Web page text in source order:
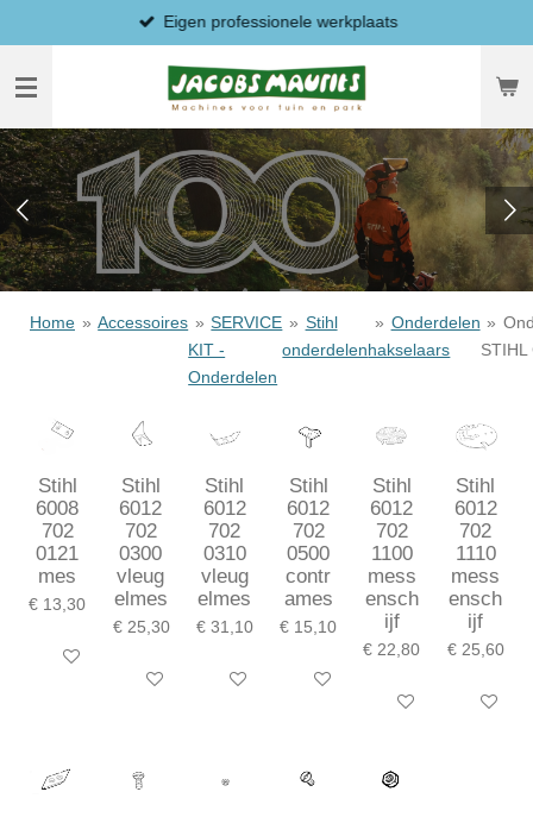
direct
naar
hoofdinhoud
Eigen professionele werkplaats
Home » Accessoires » SERVICE
KIT -
Onderdelen
» Stihl
onderdelen
» Onderdelen
hakselaars
»
STIHL
Stihl
6008
702
0121
mes
€ 13,30
In winkelwagen
Stihl
6012
702
0300
vleug
elmes
€ 25,30
In winkelwagen
Stihl
6012
702
0310
vleug
elmes
€ 31,10
In winkelwagen
Stihl
6012
702
0500
contr
ames
€ 15,10
In winkelwagen
Stihl
6012
702
1100
mess
ensch
ijf
€ 22,80
In winkelwagen
Stihl
6012
702
1110
mess
ensch
ijf
€ 25,60
In